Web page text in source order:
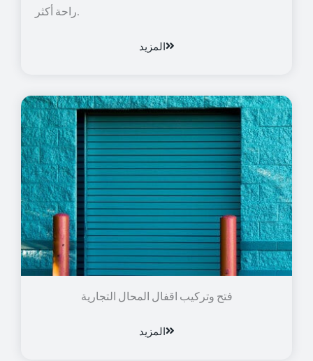
راحة أكثر.
المزيد
فتح وتركيب اقفال المحال التجارية
المزيد